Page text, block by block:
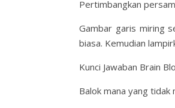
Pertimbangkan
Gambar garis miring
biasa. Kemudian
Kunci Jawaban Brain
Balok mana yang tidak